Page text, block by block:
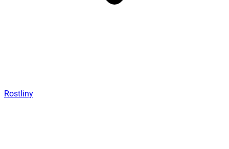
Rostliny